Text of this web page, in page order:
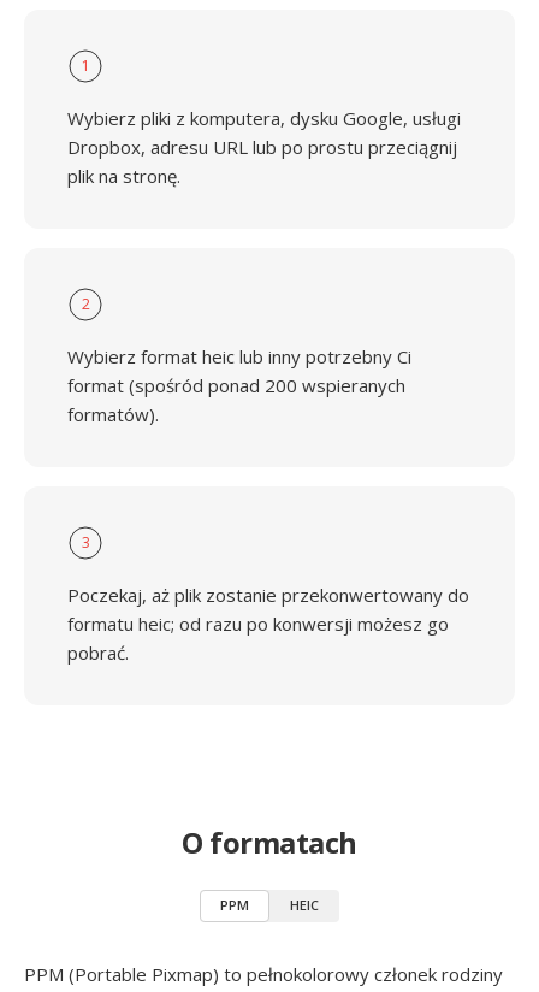
1
Wybierz pliki z komputera, dysku Google, usługi
Dropbox, adresu URL lub po prostu przeciągnij
plik na stronę.
2
Wybierz format heic lub inny potrzebny Ci
format (spośród ponad 200 wspieranych
formatów).
3
Poczekaj, aż plik zostanie przekonwertowany do
formatu heic; od razu po konwersji możesz go
pobrać.
O formatach
PPM HEIC
PPM (Portable Pixmap) to pełnokolorowy członek rodziny